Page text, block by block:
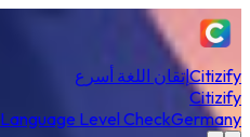
Citizifyإتقان اللغة أسرع
Citizify
Language Level CheckGermany